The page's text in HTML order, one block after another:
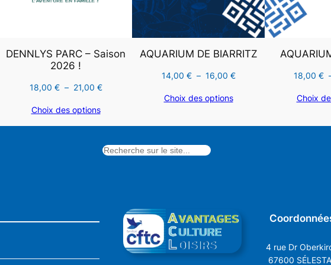
DENNLYS PARC – Saison
2026 !
18,00 € – 21,00 €Plage
18,00 €
21,00 €
Choix des options
AQUARIUM DE BIARRITZ
14,00 € – 16,00 €Plage
à
Choix des options
18,00 €
Choix
4 rue Dr
67600